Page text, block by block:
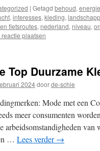
| Getagd behoud,
, interesses, kleding,
fietsroutes, nederland, niveau,
reactie plaatsen
Top Duurzame
2024doorde-schie
Mode met een
meer consumenten
arbeidsomstandigheden
… Lees verder→